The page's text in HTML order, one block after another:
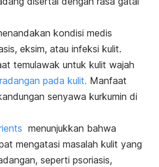
kondisi medis
eksim, atau infeksi kulit.
temulawak untuk kulit wajah
pada kulit. Manfaat
senyawa kurkumin di
menunjukkan bahwa
mengatasi masalah kulit yang
seperti psoriasis,